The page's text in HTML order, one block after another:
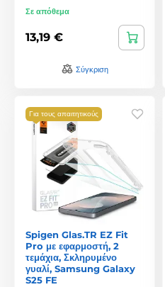
Σε απόθεμα
13,19 €
Σύγκριση
Για τους απαιτητικούς
Spigen Glas.TR EZ Fit
Pro με εφαρμοστή, 2
τεμάχια, Σκληρυμένο
γυαλί, Samsung Galaxy
S25 FE